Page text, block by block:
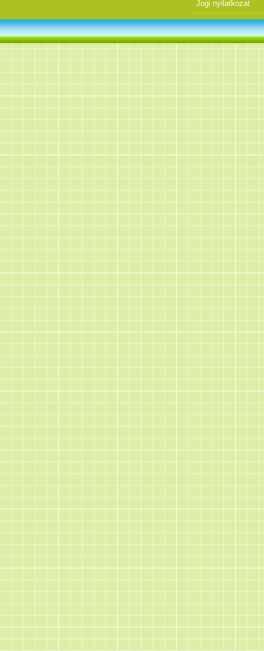
Jogi nyilatkozat